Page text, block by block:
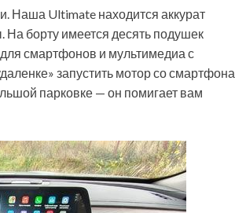
Наша Ultimate находится аккурат
борту имеется десять подушек
смартфонов и мультимедиа с
запустить мотор со смартфона,
парковке — он помигает вам